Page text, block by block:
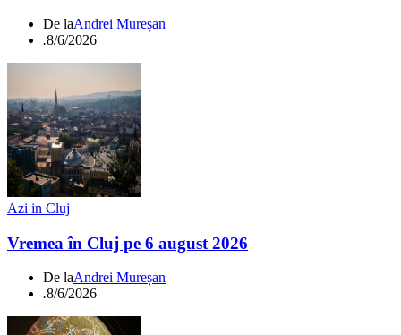
De laAndrei Mureșan
.8/6/2026
Azi in Cluj
Vremea în Cluj pe 6 august 2026
De laAndrei Mureșan
.8/6/2026